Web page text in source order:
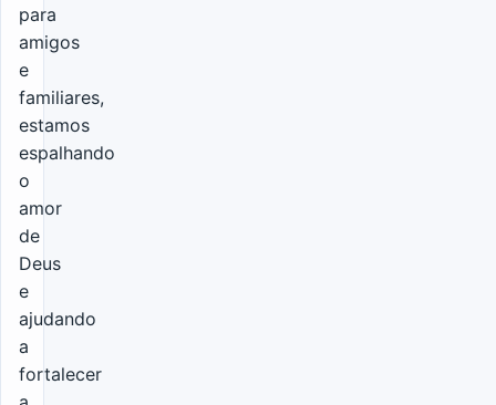
para
amigos
e
familiares,
estamos
espalhando
o
amor
de
Deus
e
ajudando
a
fortalecer